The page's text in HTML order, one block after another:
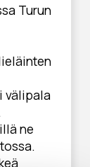
Turun
välipala
ne